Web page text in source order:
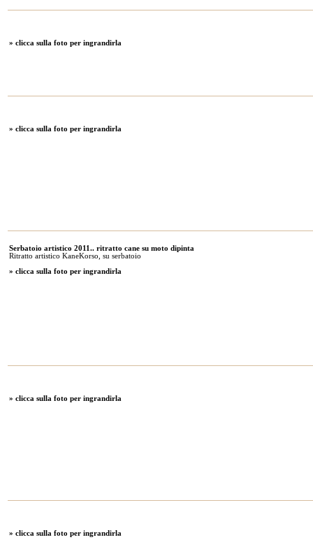
» clicca sulla foto per ingrandirla
» clicca sulla foto per ingrandirla
Serbatoio artistico 2011.. ritratto cane su moto dipinta
Ritratto artistico KaneKorso, su serbatoio
» clicca sulla foto per ingrandirla
» clicca sulla foto per ingrandirla
» clicca sulla foto per ingrandirla